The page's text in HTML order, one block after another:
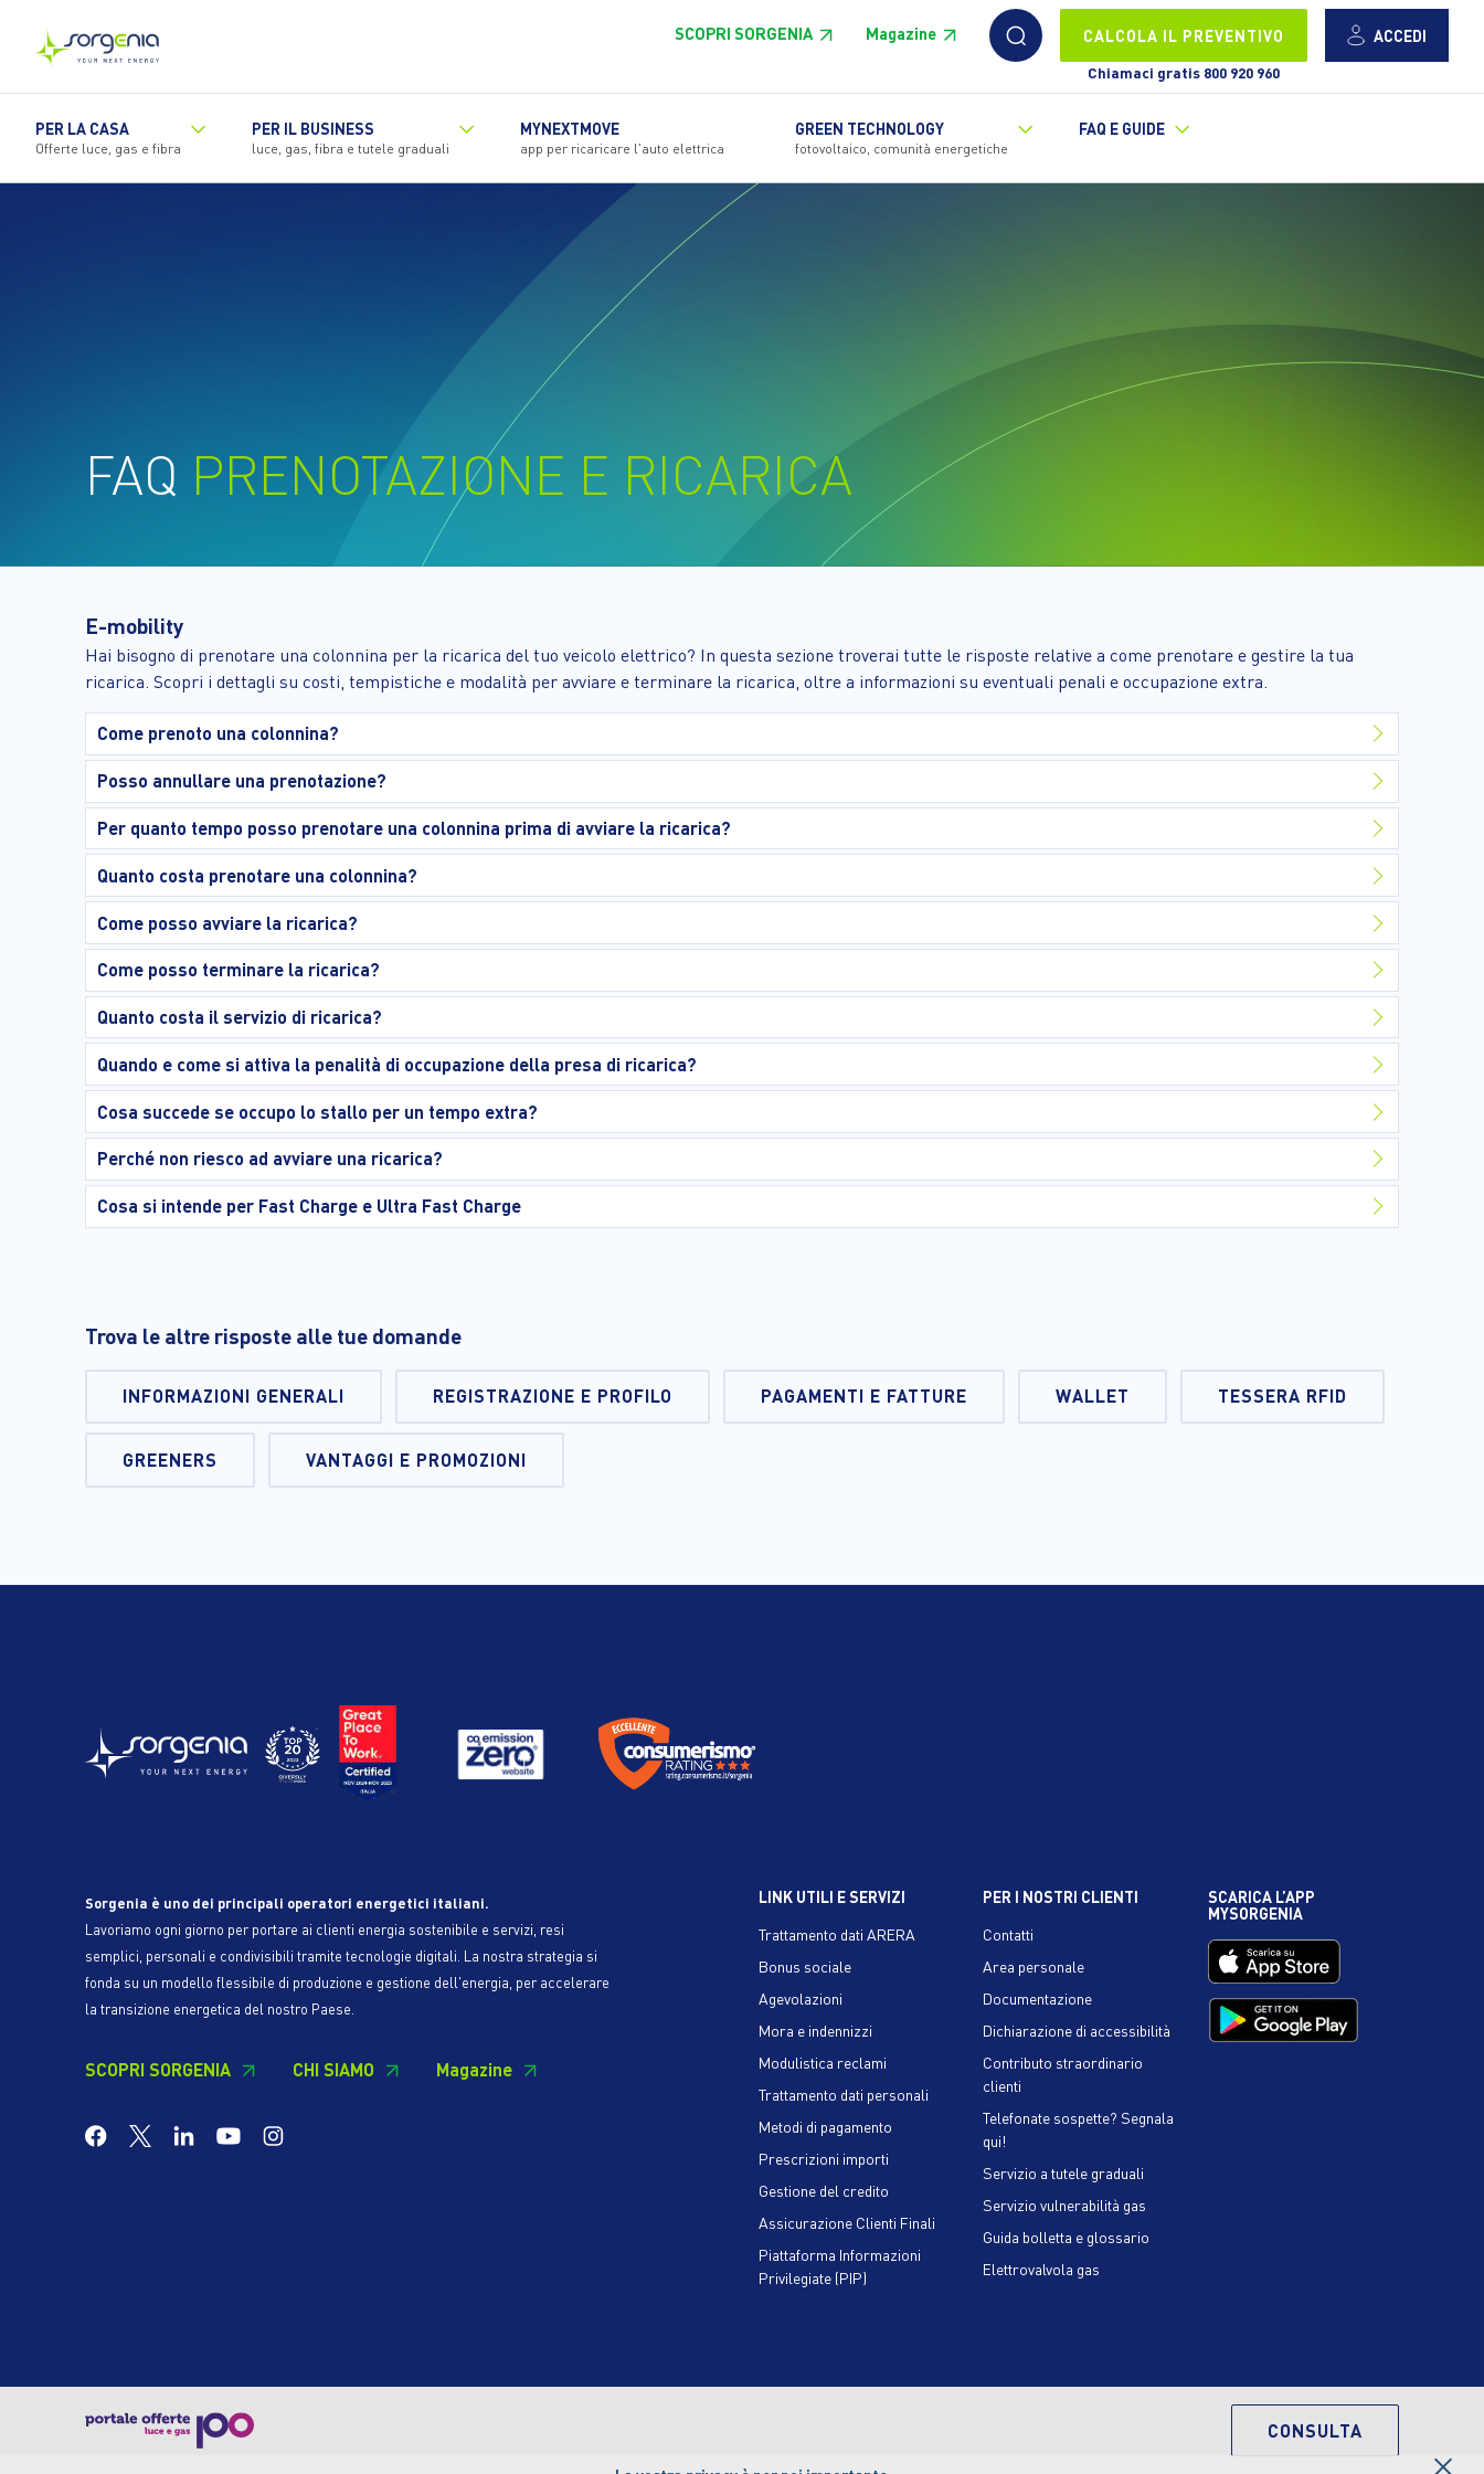
×
contenuto
principale
SCOPRI SORGENIA Magazine CALCOLA IL PREVENTIVO
Chiamaci gratis 800 920 960
ACCEDI
PER LA CASA
Offerte luce, gas e fibra
PER IL BUSINESS
luce, gas, fibra e tutele graduali
MYNEXTMOVE
app per ricaricare l'auto elettrica
GREEN TECHNOLOGY
fotovoltaico, comunità energetiche
FAQ E GUIDE
FAQ PRENOTAZIONE E RICARICA
E-mobility
Hai bisogno di prenotare una colonnina per la ricarica del tuo veicolo elettrico? In questa sezione troverai tutte le risposte relative a come prenotare e gestire la tua
ricarica. Scopri i dettagli su costi, tempistiche e modalità per avviare e terminare la ricarica, oltre a informazioni su eventuali penali e occupazione extra.
Come prenoto una colonnina?
Posso annullare una prenotazione?
Per quanto tempo posso prenotare una colonnina prima di avviare la ricarica?
Quanto costa prenotare una colonnina?
Come posso avviare la ricarica?
Come posso terminare la ricarica?
Quanto costa il servizio di ricarica?
Quando e come si attiva la penalità di occupazione della presa di ricarica?
Cosa succede se occupo lo stallo per un tempo extra?
Perché non riesco ad avviare una ricarica?
Cosa si intende per Fast Charge e Ultra Fast Charge
Trova le altre risposte alle tue domande
INFORMAZIONI GENERALI REGISTRAZIONE E PROFILO PAGAMENTI E FATTURE WALLET TESSERA RFID
GREENERS VANTAGGI E PROMOZIONI
Sorgenia è uno dei principali operatori energetici italiani.
Lavoriamo ogni giorno per portare ai clienti energia sostenibile e servizi, resi
semplici, personali e condivisibili tramite tecnologie digitali. La nostra strategia si
fonda su un modello flessibile di produzione e gestione dell'energia, per accelerare
la transizione energetica del nostro Paese.
SCOPRI SORGENIA CHI SIAMO Magazine
LINK UTILI E SERVIZI
Trattamento dati ARERA
Bonus sociale
Agevolazioni
Mora e indennizzi
Modulistica reclami
Trattamento dati personali
Metodi di pagamento
Prescrizioni importi
Gestione del credito
Assicurazione Clienti Finali
Piattaforma Informazioni
Privilegiate (PIP)
PER I NOSTRI CLIENTI
Contatti
Area personale
Documentazione
Dichiarazione di accessibilità
Contributo straordinario
clienti
Telefonate sospette? Segnala
qui!
Servizio a tutele graduali
Servizio vulnerabilità gas
Guida bolletta e glossario
Elettrovalvola gas
SCARICA L’APP
MYSORGENIA
CONSULTA